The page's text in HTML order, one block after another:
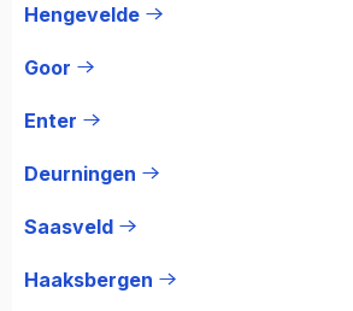
Hengevelde
Goor
Enter
Deurningen
Saasveld
Haaksbergen